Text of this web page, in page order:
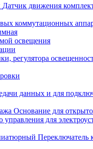
Датчик движения
освещения
Основание для
для